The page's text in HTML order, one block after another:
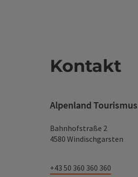
Kontakt
Alpenland
Bahnhofstraße 2
4580 Windischgarsten
+43 50 360 360 360